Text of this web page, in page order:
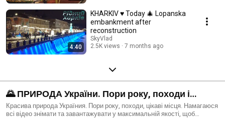
4:40
KHARKIV ♥ Today 🎄 Lopanska
embankment after
reconstruction
SkyVlad
2.5K views
7 months ago
🌄 ПРИРОДА України. Пори року, походи і
мандрівки
Красива природа Україния. Пори року, походи, цікаві місця. Намагаюся
всі відео знімати та завантажувати у максимальній якості, щоб